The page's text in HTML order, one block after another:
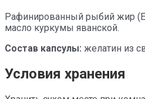
Рафинированный рыбий жир
масло куркумы яванской.
Состав капсулы: желатин из
Условия хранения